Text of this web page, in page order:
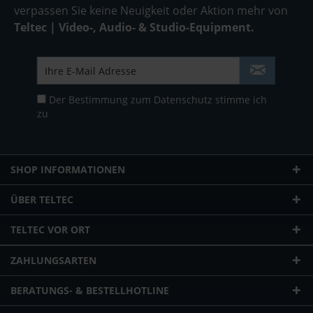
verpassen Sie keine Neuigkeit oder Aktion mehr von
Teltec | Video-, Audio- & Studio-Equipment.
Der Bestimmung zum Datenschutz stimme ich
zu
SHOP INFORMATIONEN
ÜBER TELTEC
TELTEC VOR ORT
ZAHLUNGSARTEN
BERATUNGS- & BESTELLHOTLINE